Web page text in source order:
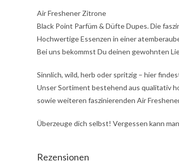
Air Freshener Zitrone
Black Point Parfüm & Düfte Dupes. Die
Hochwertige Essenzen in einer
Bei uns bekommst Du deinen gewohnten
Sinnlich, wild, herb oder spritzig – hier
Unser Sortiment bestehend aus qualitativ
sowie weiteren faszinierenden Air
Überzeuge dich selbst! Vergessen kann
Rezensionen